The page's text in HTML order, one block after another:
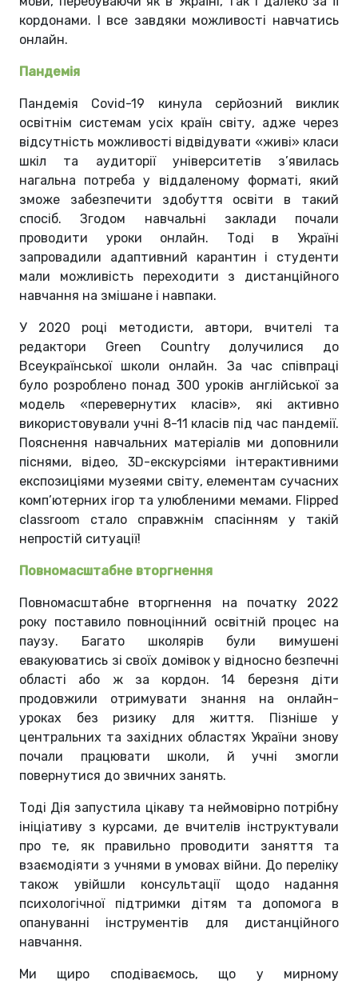
кордонами. І все завдяки можливості навчатись
онлайн.
Пандемія
Пандемія Covid-19 кинула серйозний виклик
освітнім системам усіх країн світу, адже через
відсутність можливості відвідувати «живі» класи
шкіл та аудиторії університетів з’явилась
нагальна потреба у віддаленому форматі, який
зможе забезпечити здобуття освіти в такий
спосіб. Згодом навчальні заклади почали
проводити уроки онлайн. Тоді в Україні
запровадили адаптивний карантин і студенти
мали можливість переходити з дистанційного
навчання на змішане і навпаки.
У 2020 році методисти, автори, вчителі та
редактори Green Country долучилися до
Всеукраїнської школи онлайн. За час співпраці
було розроблено понад 300 уроків англійської за
модель «перевернутих класів», які активно
використовували учні 8-11 класів під час пандемії.
Пояснення навчальних матеріалів ми доповнили
піснями, відео, 3D-екскурсіями інтерактивними
експозиціями музеями світу, елементам сучасних
комп’ютерних ігор та улюбленими мемами. Flipped
classroom стало справжнім спасінням у такій
непростій ситуації!
Повномасштабне вторгнення
Повномасштабне вторгнення на початку 2022
року поставило повноцінний освітній процес на
паузу. Багато школярів були вимушені
евакуюватись зі своїх домівок у відносно безпечні
області або ж за кордон. 14 березня діти
продовжили отримувати знання на онлайн-
уроках без ризику для життя. Пізніше у
центральних та західних областях України знову
почали працювати школи, й учні змогли
повернутися до звичних занять.
Тоді Дія запустила цікаву та неймовірно потрібну
ініціативу з курсами, де вчителів інструктували
про те, як правильно проводити заняття та
взаємодіяти з учнями в умовах війни. До переліку
також увійшли консультації щодо надання
психологічної підтримки дітям та допомога в
опануванні інструментів для дистанційного
навчання.
Ми щиро сподіваємось, що у мирному